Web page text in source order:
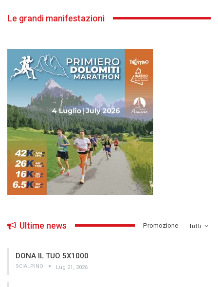
Le grandi manifestazioni
Tutti
Ultime news ­Promozione
DONA IL TUO 5X1000
SCIALPINO Lug 21, 2026